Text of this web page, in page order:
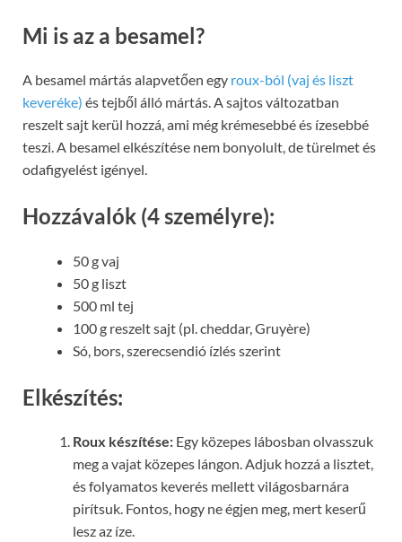
Mi is az a besamel?
A besamel mártás alapvetően egy roux-ból (vaj és liszt
keveréke) és tejből álló mártás. A sajtos változatban
reszelt sajt kerül hozzá, ami még krémesebbé és ízesebbé
teszi. A besamel elkészítése nem bonyolult, de türelmet és
odafigyelést igényel.
Hozzávalók (4 személyre):
50 g vaj
50 g liszt
500 ml tej
100 g reszelt sajt (pl. cheddar, Gruyère)
Só, bors, szerecsendió ízlés szerint
Elkészítés:
Roux készítése: Egy közepes lábosban olvasszuk
meg a vajat közepes lángon. Adjuk hozzá a lisztet,
és folyamatos keverés mellett világosbarnára
pirítsuk. Fontos, hogy ne égjen meg, mert keserű
lesz az íze.